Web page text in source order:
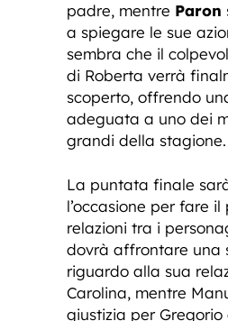
padre, mentre Paron
a spiegare le sue
sembra che il
di Roberta verrà
scoperto, offrendo
adeguata a uno dei
grandi della stagione.
La puntata finale
l’occasione per fare il
relazioni tra i
dovrà affrontare una
riguardo alla sua
Carolina, mentre
giustizia per Gregorio